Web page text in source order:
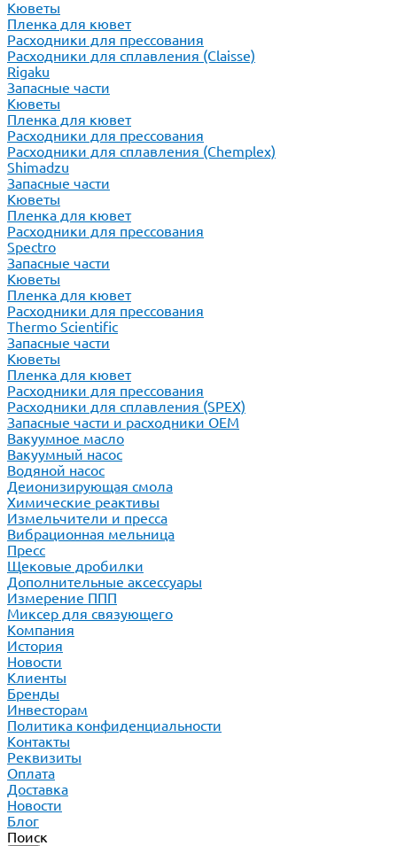
Кюветы
Пленка для кювет
Расходники для прессования
Расходники для сплавления (Claisse)
Rigaku
Запасные части
Кюветы
Пленка для кювет
Расходники для прессования
Расходники для сплавления (Chemplex)
Shimadzu
Запасные части
Кюветы
Пленка для кювет
Расходники для прессования
Spectro
Запасные части
Кюветы
Пленка для кювет
Расходники для прессования
Thermo Scientific
Запасные части
Кюветы
Пленка для кювет
Расходники для прессования
Расходники для сплавления (SPEX)
Запасные части и расходники ОЕМ
Вакуумное масло
Вакуумный насос
Водяной насос
Деионизирующая смола
Химические реактивы
Измельчители и пресса
Вибрационная мельница
Пресс
Щековые дробилки
Дополнительные аксессуары
Измерение ППП
Миксер для связующего
Компания
История
Новости
Клиенты
Бренды
Инвесторам
Политика конфиденциальности
Контакты
Реквизиты
Оплата
Доставка
Новости
Блог
Поиск